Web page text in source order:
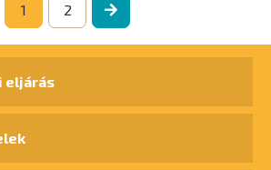
1 2
eljárás